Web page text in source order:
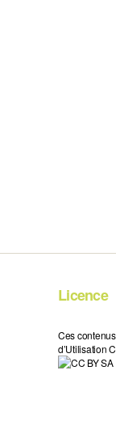
Licence
Ces
d’Utilisation